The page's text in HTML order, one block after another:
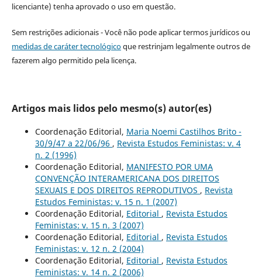
licenciante) tenha aprovado o uso em questão.
Sem restrições adicionais - Você não pode aplicar termos jurídicos ou
medidas de caráter tecnológicoque restrinjam legalmente outros de
fazerem algo permitido pela licença.
Artigos mais lidos pelo mesmo(s) autor(es)
Coordenação Editorial, Maria Noemi Castilhos Brito -
30/9/47 a 22/06/96 , Revista Estudos Feministas: v. 4
n. 2 (1996)
Coordenação Editorial, MANIFESTO POR UMA
CONVENÇÃO INTERAMERICANA DOS DIREITOS
SEXUAIS E DOS DIREITOS REPRODUTIVOS , Revista
Estudos Feministas: v. 15 n. 1 (2007)
Coordenação Editorial, Editorial , Revista Estudos
Feministas: v. 15 n. 3 (2007)
Coordenação Editorial, Editorial , Revista Estudos
Feministas: v. 12 n. 2 (2004)
Coordenação Editorial, Editorial , Revista Estudos
Feministas: v. 14 n. 2 (2006)